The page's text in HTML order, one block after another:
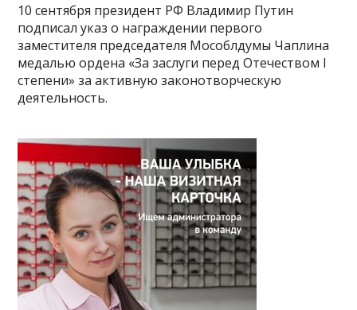
10 сентября президент РФ Владимир Путин
подписал указ о награждении первого
заместителя председателя Мособлдумы Чаплина
медалью ордена «За заслуги перед Отечеством I
степени» за активную законотворческую
деятельность.